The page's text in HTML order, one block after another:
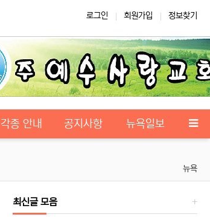
로그인 회원가입 정보찾기
각종 안내 공지사항 뉴욕일보
뉴욕
최신글 모음